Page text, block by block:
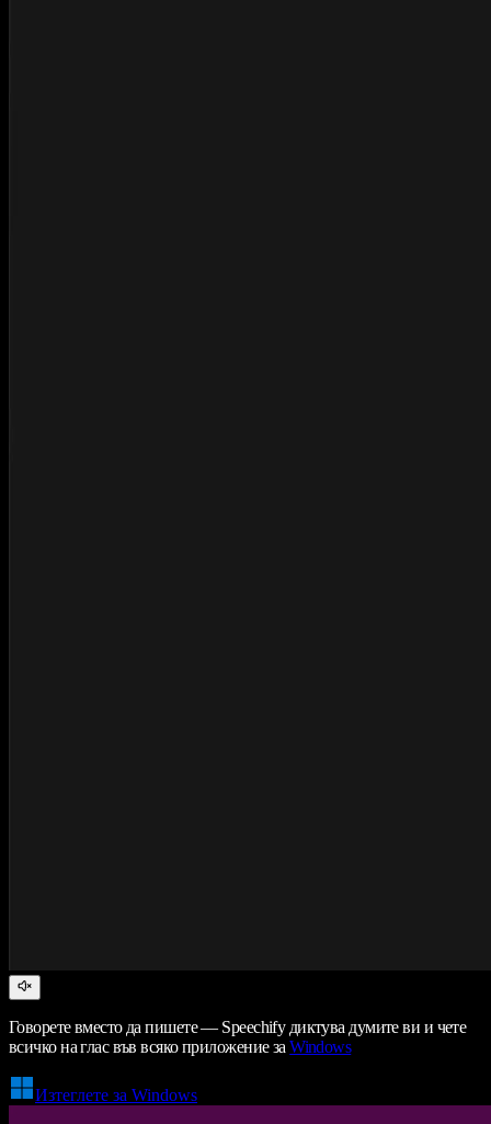
Говорете вместо да пишете — Speechify диктува думите ви и чете
всичко на глас във всяко приложение заWindows
Изтеглете за Windows